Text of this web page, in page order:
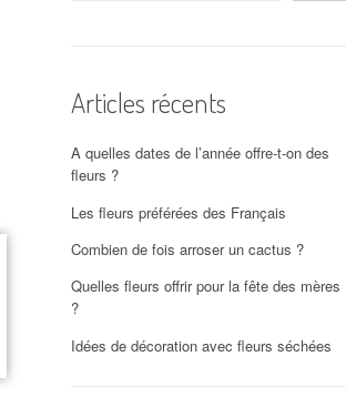
Articles récents
A quelles dates de l’année offre-t-on des
fleurs ?
Les fleurs préférées des Français
Combien de fois arroser un cactus ?
Quelles fleurs offrir pour la fête des mères
?
Idées de décoration avec fleurs séchées